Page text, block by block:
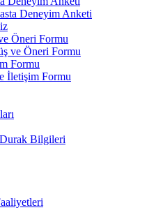
Deneyim Anketi
Öneri Formu
ve Öneri Formu
Formu
İletişim Formu
Bilgileri